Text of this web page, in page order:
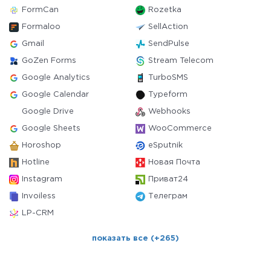
FormCan Rozetka
Formaloo SellAction
Gmail SendPulse
GoZen Forms Stream Telecom
Google Analytics TurboSMS
Google Calendar Typeform
Google Drive Webhooks
Google Sheets WooCommerce
Horoshop eSputnik
Hotline Новая Почта
Instagram Приват24
Invoiless Телеграм
LP-CRM
показать все (+265)